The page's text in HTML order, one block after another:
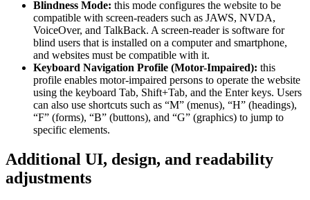
Blindness Mode: this mode configures the website to be
compatible with screen-readers such as JAWS, NVDA,
VoiceOver, and TalkBack. A screen-reader is software for
blind users that is installed on a computer and smartphone,
and websites must be compatible with it.
Keyboard Navigation Profile (Motor-Impaired): this
profile enables motor-impaired persons to operate the website
using the keyboard Tab, Shift+Tab, and the Enter keys. Users
can also use shortcuts such as “M” (menus), “H” (headings),
“F” (forms), “B” (buttons), and “G” (graphics) to jump to
specific elements.
Additional UI, design, and readability
adjustments